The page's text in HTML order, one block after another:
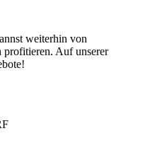
weiterhin von
profitieren. Auf unserer